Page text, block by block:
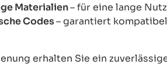
Materialien– für eine lange
Codes– garantiert
erhalten Sie ein